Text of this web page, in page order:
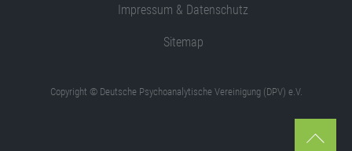
Impressum & Datenschutz
Sitemap
Copyright © Deutsche Psychoanalytische Vereinigung (DPV) e.V.